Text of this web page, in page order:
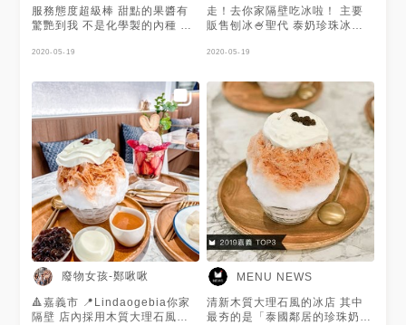
服務態度超級棒 甜點的果醬有
驚艷到我 不是化學製的內種 圖
口味也超好吃
2020-05-19
走！去你家隔壁吃冰啦！ 主要
販售刨冰🍧聖代 泰奶珍珠冰
結合又不會太甜 草莓聖代🍓超
的草莓味～分食才不會膩 謝謝
@廢物女孩-鄭啾啾提供美照❤️
分享的美食照都有種甜美少女風
～
2020-05-19
廢物女孩-鄭啾啾
🔺嘉義市 📍Lindaogebia你家
隔壁 店內採用木質大理石風格
MENU NEWS
清新木質大理石風的冰店 其中
最夯的是「泰國鄰居的珍珠奶